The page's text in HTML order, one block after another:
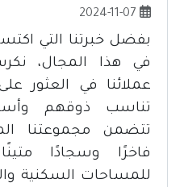
بفضل خبرتنا التي
في هذا المجال،
عملائنا في العثور
تناسب ذوقهم
تتضمن مجموعتنا
فاخرًا وسجادًا
للمساحات السكنية